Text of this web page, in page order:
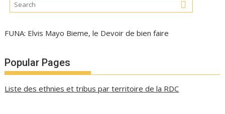
FUNA: Elvis Mayo Bieme, le Devoir de bien faire
Popular Pages
Liste des ethnies et tribus par territoire de la RDC